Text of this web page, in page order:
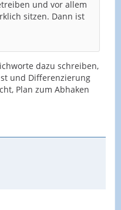
und vor allem
sitzen. Dann ist
dazu schreiben,
und Differenzierung
Plan zum Abhaken